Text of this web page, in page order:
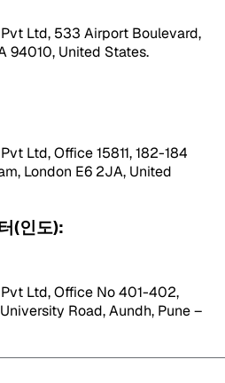
Ltd, 533 Airport Boulevard,
94010, United States.
Ltd, Office 15811, 182-184
London E6 2JA, United
(인도):
Ltd, Office No 401-402,
Road, Aundh, Pune –